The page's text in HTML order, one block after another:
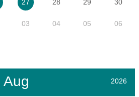
27 28 29 30
03 04 05 06
Aug 2026